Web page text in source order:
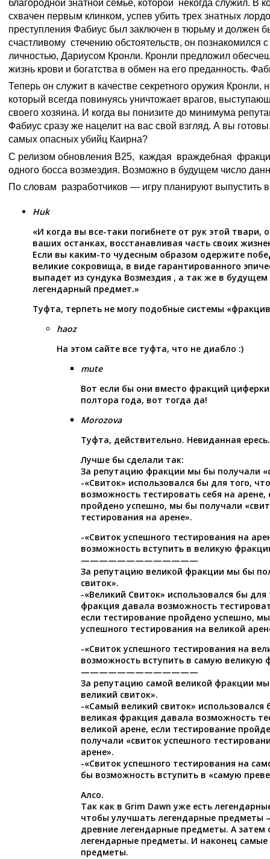
благородной знатной семье, которой некогда служил. В
схвачен первым клинком, успев убить трех знатных
преступления Фабиус был заключен в тюрьму и должен
счастливому стечению обстоятельств, он познакомился
личностью, Дариусом Кронли. Кронли предложил
жизнь крови и богатства в обмен на его преданность.
Теперь он служит в качестве секретного оружия Кронли,
который всегда повинуясь уничтожает врагов,
своего хозяина. И когда вы понизите до минимума
Фабиус сразу же нацелит на вас свой взгляд. А вы
самых опасных убийц Каирна?
С релизом обновления В25, каждая враждебная
одного босса возмездия. Возможно в будущем число
По словам разработчиков — игру планируют выпустить
Huk
«И когда вы все-таки погибнете от рук этой твари,
ваших останках, восстанавливая часть своих
Если вы каким-то чудесным образом одержите
великие сокровища, в виде гарантированного
выпадет из сундука Возмездия , а так же в
легендарный предмет.»
Туфта, терпеть не могу подобные системы
haoz
На этом сайте все туфта, что не диабло :)
mute
Вот если бы они вместо фракций
полтора года, вот тогда да!
Morozova
Туфта, действительно. Невиданная
Лучше бы сделали так:
За репутацию фракции мы бы получали
-«Свиток» использовался бы для того,
возможность тестировать себя на арене,
пройдено успешно, мы бы получали
тестирования на арене».
-«Свиток успешного тестирования на
возможность вступить в великую
—————————————
За репутацию великой фракции мы бы
свиток».
-«Великий Свиток» использовался бы
фракция давала возможность
если тестирование пройдено успешно,
успешного тестирования на великой
-«Свиток успешного тестирования на
возможность вступить в самую великую
—————————————
За репутацию самой великой фракции
великий свиток».
-«Самый великий свиток»
великая фракция давала возможность
великой арене, если тестирование
получали «свиток успешного
арене».
-«Свиток успешного тестирования на
бы возможность вступить в «самую
Алсо.
Так как в Grim Dawn уже есть
чтобы улучшать легендарные предметы
древние легендарные предметы. А затем
легендарные предметы. И наконец самые
предметы.